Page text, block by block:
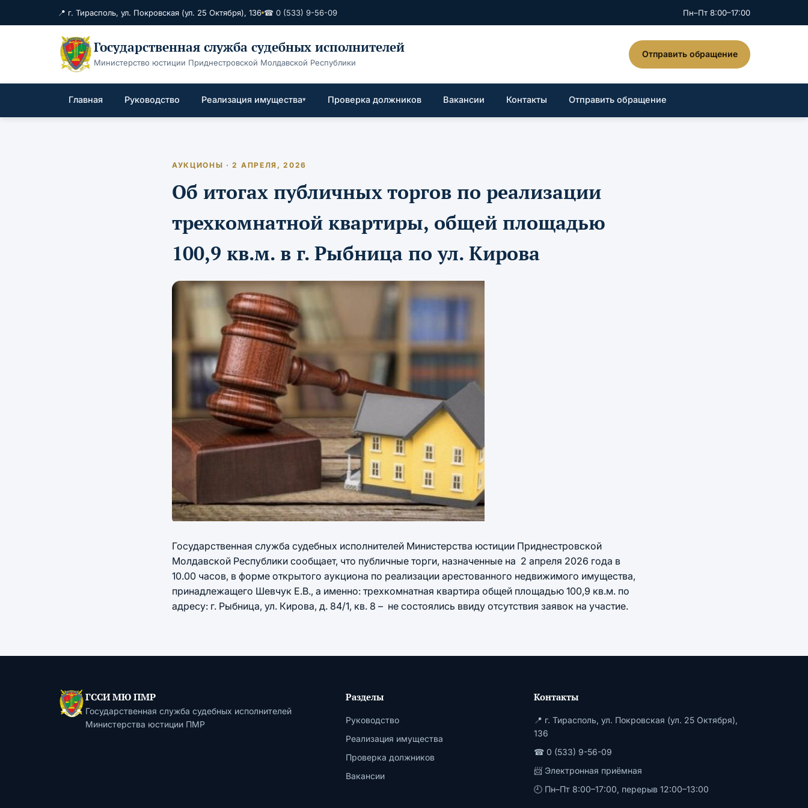
📍 г. Тирасполь, ул. Покровская (ул. 25 Октября), 136 ☎ 0 (533) 9-56-09 Пн–Пт 8:00–17:00
Государственная служба судебных исполнителей
Министерство юстиции Приднестровской Молдавской Республики
Отправить обращение
Главная Руководство Реализация имущества Проверка должников Вакансии Контакты Отправить обращение
АУКЦИОНЫ · 2 АПРЕЛЯ, 2026
Об итогах публичных торгов по реализации
трехкомнатной квартиры, общей площадью
100,9 кв.м. в г. Рыбница по ул. Кирова
Государственная служба судебных исполнителей Министерства юстиции Приднестровской
Молдавской Республики сообщает, что публичные торги, назначенные на 2 апреля 2026 года в
10.00 часов, в форме открытого аукциона по реализации арестованного недвижимого имущества,
принадлежащего Шевчук Е.В., а именно: трехкомнатная квартира общей площадью 100,9 кв.м. по
адресу: г. Рыбница, ул. Кирова, д. 84/1, кв. 8 – не состоялись ввиду отсутствия заявок на участие.
ГССИ МЮ ПМР
Государственная служба судебных исполнителей
Министерства юстиции ПМР
Разделы
Руководство
Реализация имущества
Проверка должников
Вакансии
Контакты
📍 г. Тирасполь, ул. Покровская (ул. 25 Октября),
136
☎ 0 (533) 9-56-09
📨 Электронная приёмная
🕘 Пн–Пт 8:00–17:00, перерыв 12:00–13:00